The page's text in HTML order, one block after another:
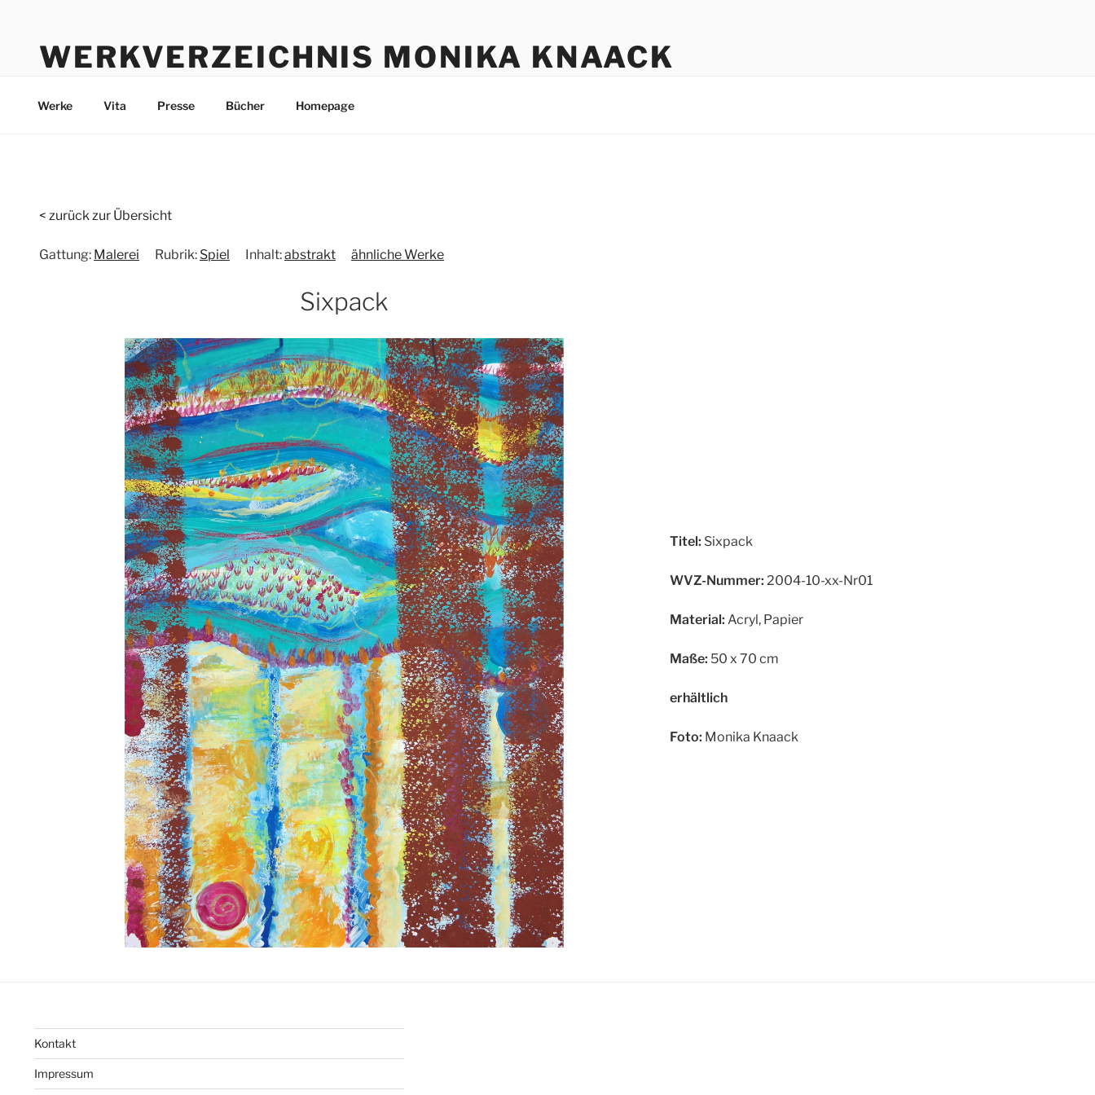
springenWERKVERZEICHNIS MONIKA KNAACK
Werke Vita Presse Bücher Homepage
< zurück zur Übersicht
Gattung: Malerei Rubrik: Spiel Inhalt:abstrakt ähnliche Werke
Sixpack
Titel: Sixpack
WVZ-Nummer: 2004-10-xx-Nr01
Material: Acryl, Papier
Maße: 50 x 70 cm
erhältlich
Foto: Monika Knaack
Kontakt
Impressum